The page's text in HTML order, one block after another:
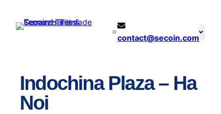
contact@secoin.com
Indochina Plaza – Ha
Noi